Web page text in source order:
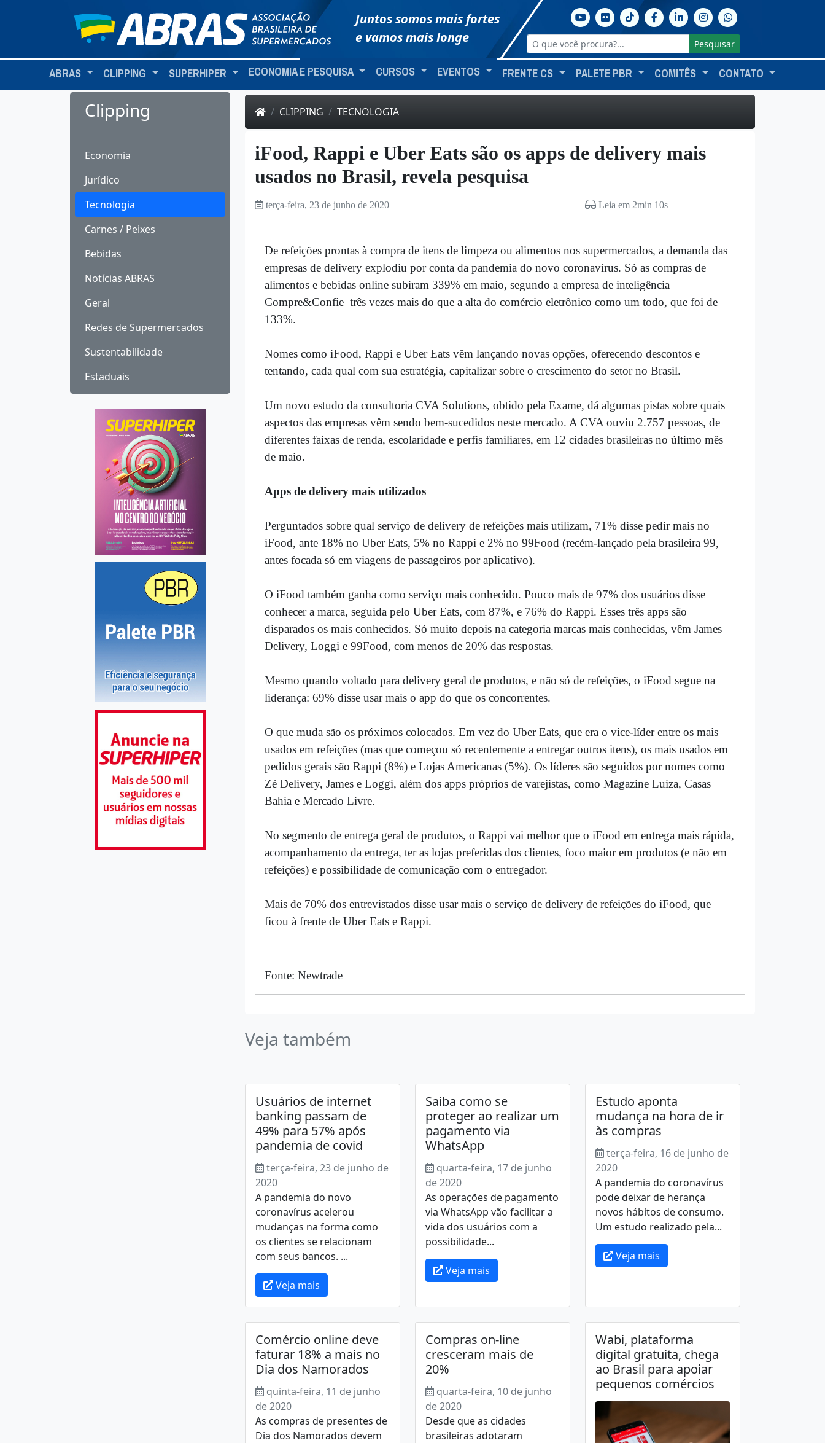
Juntos somos mais fortes
e vamos mais longe
Pesquisar
ABRAS CLIPPING SUPERHIPER ECONOMIA E PESQUISA CURSOS EVENTOS FRENTE CS PALETE PBR COMITÊS CONTATO
Clipping
Economia
Jurídico
Tecnologia
Carnes / Peixes
Bebidas
Notícias ABRAS
Geral
Redes de Supermercados
Sustentabilidade
Estaduais
CLIPPING TECNOLOGIA
iFood, Rappi e Uber Eats são os apps de delivery mais
usados no Brasil, revela pesquisa
terça-feira, 23 de junho de 2020 Leia em 2min 10s
De refeições prontas à compra de itens de limpeza ou alimentos nos supermercados, a demanda das
empresas de delivery explodiu por conta da pandemia do novo coronavírus. Só as compras de
alimentos e bebidas online subiram 339% em maio, segundo a empresa de inteligência
Compre&Confie  três vezes mais do que a alta do comércio eletrônico como um todo, que foi de
133%.
Nomes como iFood, Rappi e Uber Eats vêm lançando novas opções, oferecendo descontos e
tentando, cada qual com sua estratégia, capitalizar sobre o crescimento do setor no Brasil.
Um novo estudo da consultoria CVA Solutions, obtido pela Exame, dá algumas pistas sobre quais
aspectos das empresas vêm sendo bem-sucedidos neste mercado. A CVA ouviu 2.757 pessoas, de
diferentes faixas de renda, escolaridade e perfis familiares, em 12 cidades brasileiras no último mês
de maio.
Apps de delivery mais utilizados
Perguntados sobre qual serviço de delivery de refeições mais utilizam, 71% disse pedir mais no
iFood, ante 18% no Uber Eats, 5% no Rappi e 2% no 99Food (recém-lançado pela brasileira 99,
antes focada só em viagens de passageiros por aplicativo).
O iFood também ganha como serviço mais conhecido. Pouco mais de 97% dos usuários disse
conhecer a marca, seguida pelo Uber Eats, com 87%, e 76% do Rappi. Esses três apps são
disparados os mais conhecidos. Só muito depois na categoria marcas mais conhecidas, vêm James
Delivery, Loggi e 99Food, com menos de 20% das respostas.
Mesmo quando voltado para delivery geral de produtos, e não só de refeições, o iFood segue na
liderança: 69% disse usar mais o app do que os concorrentes.
O que muda são os próximos colocados. Em vez do Uber Eats, que era o vice-líder entre os mais
usados em refeições (mas que começou só recentemente a entregar outros itens), os mais usados em
pedidos gerais são Rappi (8%) e Lojas Americanas (5%). Os líderes são seguidos por nomes como
Zé Delivery, James e Loggi, além dos apps próprios de varejistas, como Magazine Luiza, Casas
Bahia e Mercado Livre.
No segmento de entrega geral de produtos, o Rappi vai melhor que o iFood em entrega mais rápida,
acompanhamento da entrega, ter as lojas preferidas dos clientes, foco maior em produtos (e não em
refeições) e possibilidade de comunicação com o entregador.
Mais de 70% dos entrevistados disse usar mais o serviço de delivery de refeições do iFood, que
ficou à frente de Uber Eats e Rappi.
Fonte: Newtrade
Veja também
Usuários de internet
banking passam de
49% para 57% após
pandemia de covid
terça-feira, 23 de junho de
2020
A pandemia do novo
coronavírus acelerou
mudanças na forma como
os clientes se relacionam
com seus bancos. ...
Veja mais
Saiba como se
proteger ao realizar um
pagamento via
WhatsApp
quarta-feira, 17 de junho
de 2020
As operações de pagamento
via WhatsApp vão facilitar a
vida dos usuários com a
possibilidade...
Veja mais
Estudo aponta
mudança na hora de ir
às compras
terça-feira, 16 de junho de
2020
A pandemia do coronavírus
pode deixar de herança
novos hábitos de consumo.
Um estudo realizado pela...
Veja mais
Comércio online deve
faturar 18% a mais no
Dia dos Namorados
quinta-feira, 11 de junho
de 2020
As compras de presentes de
Dia dos Namorados devem
Compras on-line
cresceram mais de
20%
quarta-feira, 10 de junho
de 2020
Desde que as cidades
brasileiras adotaram
Wabi, plataforma
digital gratuita, chega
ao Brasil para apoiar
pequenos comércios